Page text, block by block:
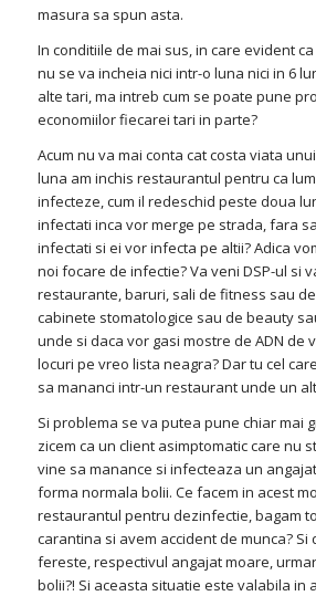
masura sa spun asta.
In conditiile de mai sus, in care evident
nu se va incheia nici intr-o luna nici in 6
alte tari, ma intreb cum se poate pune
economiilor fiecarei tari in parte?
Acum nu va mai conta cat costa viata
luna am inchis restaurantul pentru ca
infecteze, cum il redeschid peste doua
infectati inca vor merge pe strada, fara
infectati si ei vor infecta pe altii? Adica
noi focare de infectie? Va veni DSP-ul si
restaurante, baruri, sali de fitness sau
cabinete stomatologice sau de beauty
unde si daca vor gasi mostre de ADN de
locuri pe vreo lista neagra? Dar tu cel
sa mananci intr-un restaurant unde un
Si problema se va putea pune chiar mai
zicem ca un client asimptomatic care nu
vine sa manance si infecteaza un
forma normala bolii. Ce facem in acest
restaurantul pentru dezinfectie, bagam
carantina si avem accident de munca? Si
fereste, respectivul angajat moare,
bolii?! Si aceasta situatie este valabila in